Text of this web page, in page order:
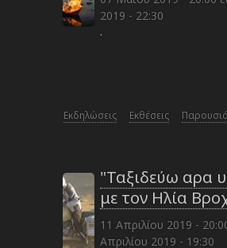
2019 - 22:30
·
Εκδηλώσεις Εκθέσεις
"Ταξιδεύω αρα
με τον Ηλία
11 Απριλίου 2019 -
Απριλίου 2019 - 19:30